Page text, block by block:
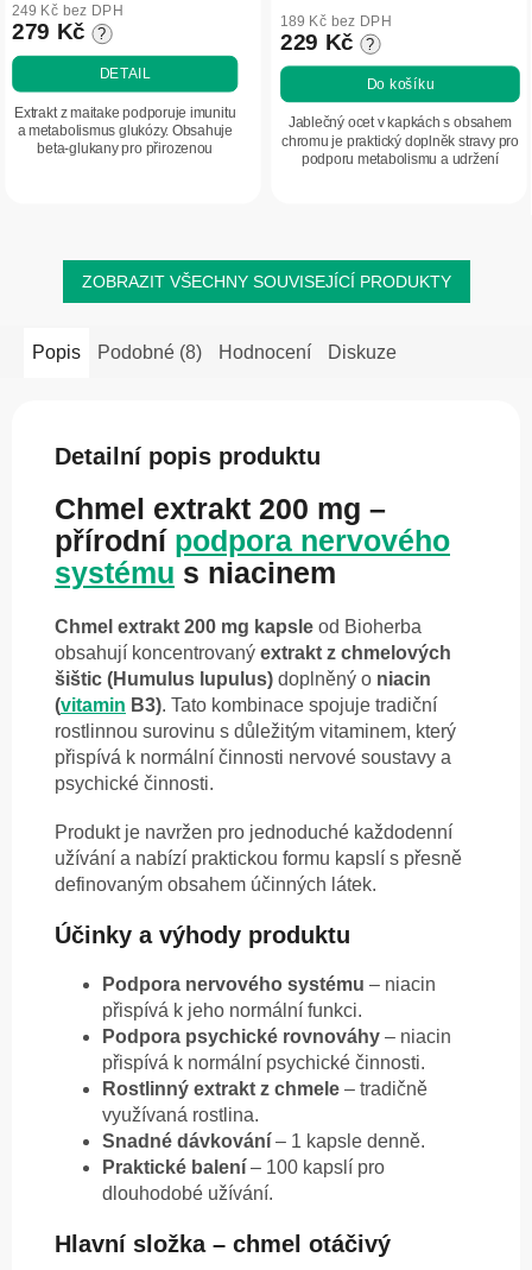
249 Kč bez DPH
279 Kč ?
DETAIL
Extrakt z maitake podporuje imunitu
a metabolismus glukózy. Obsahuje
beta-glukany pro přirozenou
189 Kč bez DPH
229 Kč ?
Do košíku
Jablečný ocet v kapkách s obsahem
chromu je praktický doplněk stravy pro
podporu metabolismu a udržení
ZOBRAZIT VŠECHNY SOUVISEJÍCÍ PRODUKTY
Popis Podobné (8) Hodnocení Diskuze
Detailní popis produktu
Chmel extrakt 200 mg –
přírodní podpora nervového
systému s niacinem
Chmel extrakt 200 mg kapsle od Bioherba
obsahují koncentrovaný extrakt z chmelových
šištic (Humulus lupulus) doplněný o niacin
(vitamin B3). Tato kombinace spojuje tradiční
rostlinnou surovinu s důležitým vitaminem, který
přispívá k normální činnosti nervové soustavy a
psychické činnosti.
Produkt je navržen pro jednoduché každodenní
užívání a nabízí praktickou formu kapslí s přesně
definovaným obsahem účinných látek.
Účinky a výhody produktu
Podpora nervového systému – niacin
přispívá k jeho normální funkci.
Podpora psychické rovnováhy – niacin
přispívá k normální psychické činnosti.
Rostlinný extrakt z chmele – tradičně
využívaná rostlina.
Snadné dávkování – 1 kapsle denně.
Praktické balení – 100 kapslí pro
dlouhodobé užívání.
Hlavní složka – chmel otáčivý